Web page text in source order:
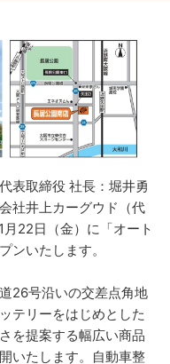
表取締役 社長：堀井勇
社井上カーグウド（代
22日（金）に「オート
ンいたします。
26号沿いの交差点角地
テリーをはじめとした
を提案する幅広い商品
いたします。自動車整